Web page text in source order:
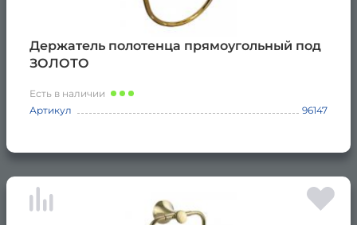
Держатель полотенца прямоугольный под
ЗОЛОТО
Есть в наличии
Артикул
96147